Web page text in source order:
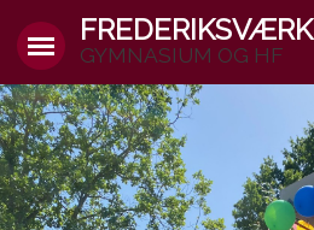
FREDERIKSVÆRK
GYMNASIUM OG HF